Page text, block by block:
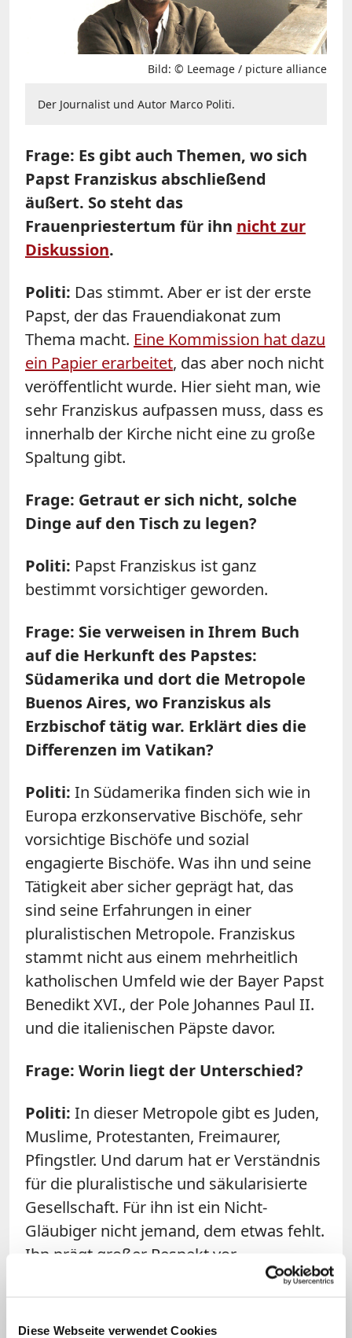
Diese Webseite verwendet Cookies
Bild: © Leemage / picture alliance
Der Journalist und Autor Marco Politi.
Frage: Es gibt auch Themen, wo sich
Papst Franziskus abschließend
äußert. So steht das
Frauenpriestertum für ihn nicht zur
Diskussion.
Politi: Das stimmt. Aber er ist der erste
Papst, der das Frauendiakonat zum
Thema macht. Eine Kommission hat dazu
ein Papier erarbeitet, das aber noch nicht
veröffentlicht wurde. Hier sieht man, wie
sehr Franziskus aufpassen muss, dass es
innerhalb der Kirche nicht eine zu große
Spaltung gibt.
Frage: Getraut er sich nicht, solche
Dinge auf den Tisch zu legen?
Politi: Papst Franziskus ist ganz
bestimmt vorsichtiger geworden.
Frage: Sie verweisen in Ihrem Buch
auf die Herkunft des Papstes:
Südamerika und dort die Metropole
Buenos Aires, wo Franziskus als
Erzbischof tätig war. Erklärt dies die
Differenzen im Vatikan?
Politi: In Südamerika finden sich wie in
Europa erzkonservative Bischöfe, sehr
vorsichtige Bischöfe und sozial
engagierte Bischöfe. Was ihn und seine
Tätigkeit aber sicher geprägt hat, das
sind seine Erfahrungen in einer
pluralistischen Metropole. Franziskus
stammt nicht aus einem mehrheitlich
katholischen Umfeld wie der Bayer Papst
Benedikt XVI., der Pole Johannes Paul II.
und die italienischen Päpste davor.
Frage: Worin liegt der Unterschied?
Politi: In dieser Metropole gibt es Juden,
Muslime, Protestanten, Freimaurer,
Pfingstler. Und darum hat er Verständnis
für die pluralistische und säkularisierte
Gesellschaft. Für ihn ist ein Nicht-
Gläubiger nicht jemand, dem etwas fehlt.
Ihn prägt großer Respekt vor